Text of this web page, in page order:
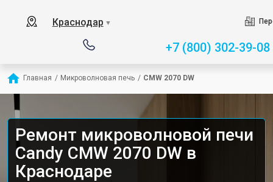
Краснодар ▼
+7 (800) 302-39-08
Главная / Микроволновая печь / CMW 2070 DW
Ремонт микроволновой печи
Candy CMW 2070 DW в
Краснодаре